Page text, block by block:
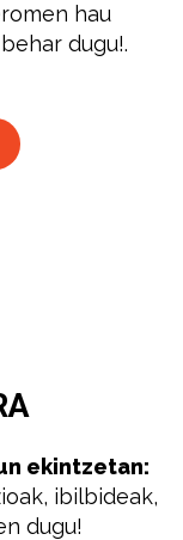
hau
dugu!.
ekintzetan:
ibilbideak,
dugu!